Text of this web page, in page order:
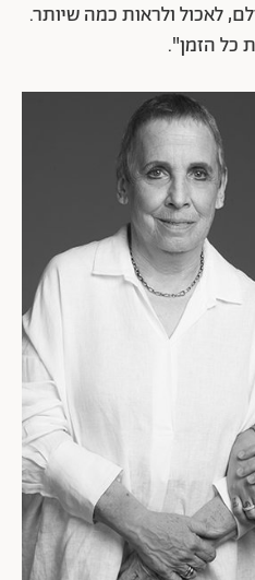
לאכול ולראות כמה שיותר.
כל הזמן".